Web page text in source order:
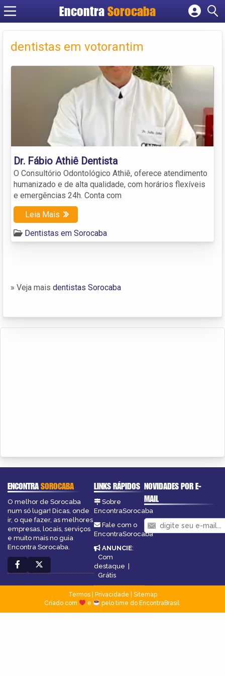
EncontraSorocaba
Cadastrar empresa
Criar conta
dentistas em votorantim
Dr. Fábio Athiê Dentista
O Consultório Odontológico Athiê, oferece atendimento
humanizado e de alta qualidade, com horários flexíveis
e emergências 24h. Conta com
Leia Mais
Dentistas em Sorocaba
» Veja mais dentistas Sorocaba
ENCONTRASOROCABA
O melhor de Sorocaba
num só lugar! Dicas, onde
ir, o que fazer, as melhores
empresas, locais, serviços
e muito mais no guia
Encontra Sorocaba.
LINKS RÁPIDOS
Sobre
EncontraSorocaba
Fale com o
EncontraSorocaba
ANUNCIE:
Com
destaque |
Grátis
NOVIDADES POR E-
MAIL
Termos| Privacidade
Sitemap
Criado com
e pelo time do EncontraBrasil